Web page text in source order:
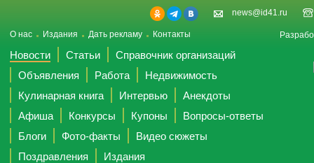
news@id41.ru
О нас Издания Дать рекламу Контакты
Новости Статьи
Справочник организаций
Объявления
Работа
Недвижимость
Кулинарная книга
Интервью
Анекдоты
Афиша
Конкурсы Купоны
Вопросы-ответы
Блоги
Фото-факты
Видео сюжеты
Поздравления
Издания